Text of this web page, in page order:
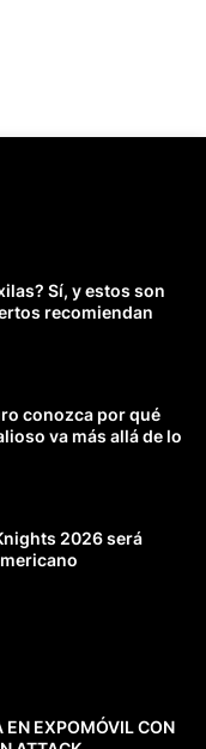
Sí, y estos son
recomiendan
conozca por qué
va más allá de lo
2026 será
EN EXPOMÓVIL CON